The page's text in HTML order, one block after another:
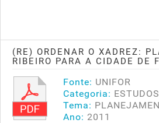
(RE) ORDENAR O XADREZ:
RIBEIRO PARA A CIDADE DE
Fonte: UNIFOR
Categoria:
Tema:
Ano: 2011